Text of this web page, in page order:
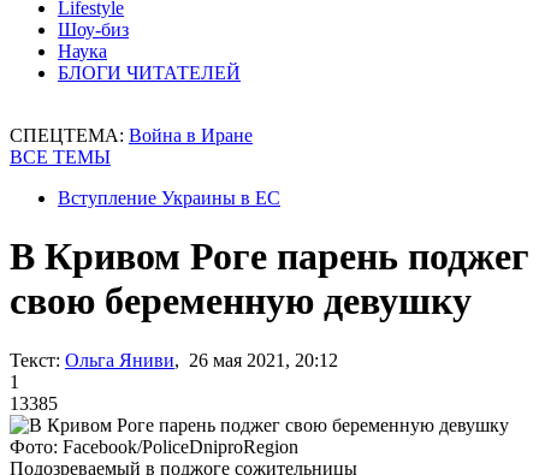
Lifestyle
Шоу-биз
Наука
БЛОГИ ЧИТАТЕЛЕЙ
СПЕЦТЕМА: Война в Иране
ВСЕ ТЕМЫ
Вступление Украины в ЕС
В Кривом Роге парень поджег
свою беременную девушку
Текст: Ольга Яниви, 26 мая 2021, 20:12
1
13385
Фото: Facebook/PoliceDniproRegion
Подозреваемый в поджоге сожительницы